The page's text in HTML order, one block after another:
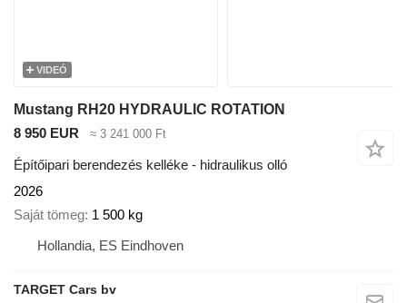
VIDEÓ
Mustang RH20 HYDRAULIC ROTATION
8 950 EUR
≈ 3 241 000 Ft
Építőipari berendezés kelléke - hidraulikus olló
2026
Saját tömeg 1 500 kg
Hollandia, ES Eindhoven
TARGET Cars bv